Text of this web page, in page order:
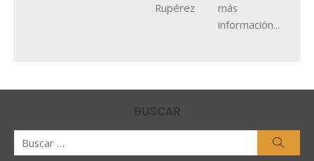
más
información...
BUSCAR